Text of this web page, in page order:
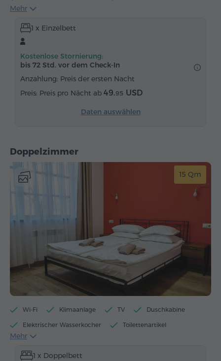
Handtücher
Kleiderschrank
Telefon
Mehr
1 x Einzelbett
Kostenlose Stornierung:
bis 72 Std. vor dem Check-In
Anzahlung: Preis der ersten Nacht
Preis pro Nächt ab 49.95 USD
Daten auswählen
Doppelzimmer
15 Qm
Wi-Fi Klimaanlage TV Duschkabine
Elektrischer Wasserkocher Toilettenartikel
Handtücher
Kleiderschrank
Mehr
1 x Doppelbett